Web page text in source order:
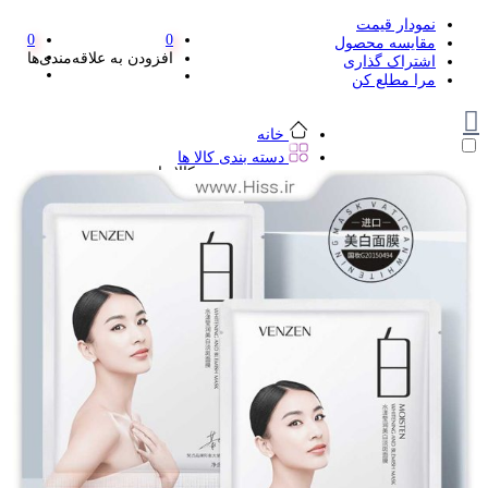
نمودار قیمت
مقایسه محصول
اشتراک گذاری
مرا مطلع کن
0
افزودن به علاقه‌مندی‌ها
0
خانه
دسته بندی کالا ها
دسته بندی کالا ها
لوازم تحریر و هنر
لوازم تحریر و هنر
پاک کن و غلط گیر
اتود و نوک
روان نویس فانتزی
خودکار و خودکار فشاری
ماژیک ها
دفترچه یادداشت
استیکر
استیک نوت
خط کش و گونیا
کیف غذا
کاتر فانتزی
بوک مارک
ماشین حساب